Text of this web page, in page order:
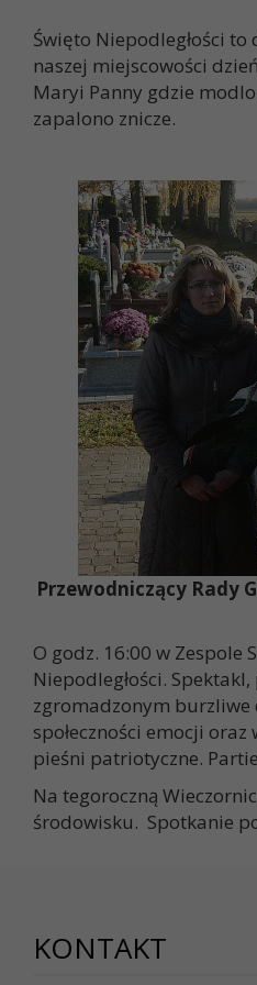
Święto Niepodległości
naszej miejscowości
Maryi Panny gdzie
zapalono znicze.
Przewodniczący Rady
O godz. 16:00 w Zespole
Niepodległości.
zgromadzonym burzliwe
społeczności emocji
pieśni patriotyczne.
Na tegoroczną
środowisku. Spotkanie
KONTAKT